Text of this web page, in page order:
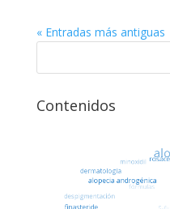
« Entradas más antiguas
Contenidos